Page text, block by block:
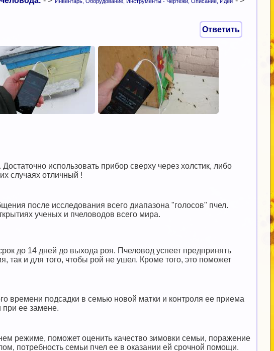
Ответить
использовать прибор сверху через холстик, либо
случаях отличный !
после исследования всего диапазона "голосов" пчел.
ученых и пчеловодов всего мира.
до 14 дней до выхода роя. Пчеловод успеет предпринять
так и для того, чтобы рой не ушел. Кроме того, это поможет
времени подсадки в семью новой матки и контроля ее приема
при ее замене.
режиме, поможет оценить качество зимовки семьи, поражение
потребность семьи пчел ее в оказании ей срочной помощи.